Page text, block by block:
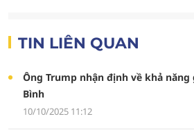
TIN LIÊN QUAN
Ông Trump nhận định về khả
Bình
10/10/2025 11:12